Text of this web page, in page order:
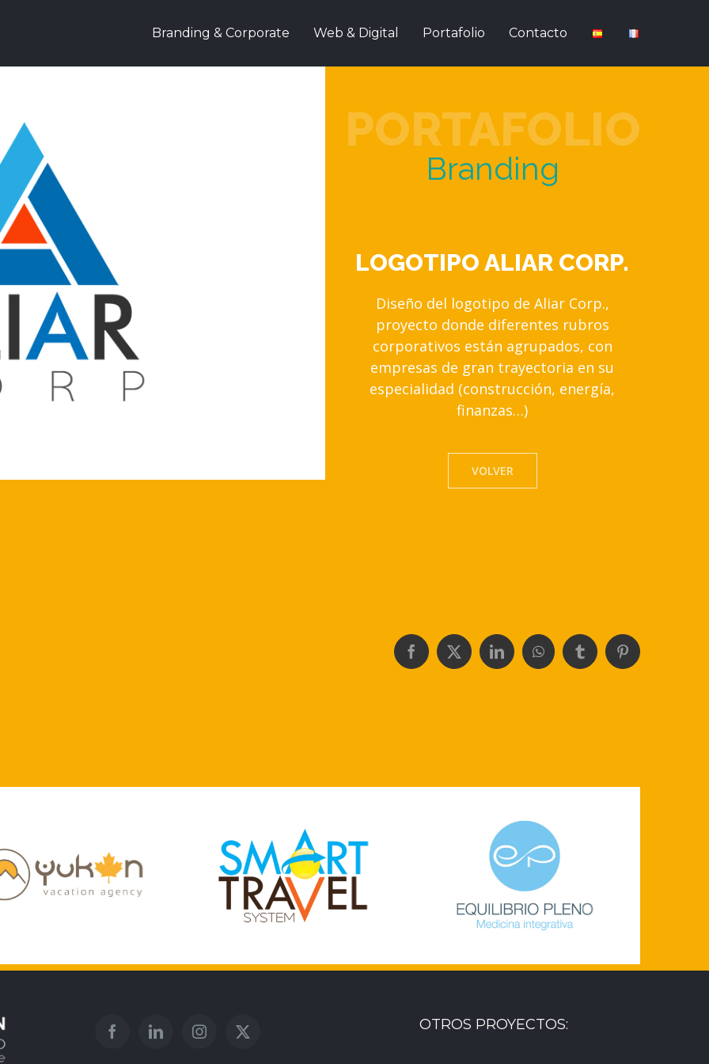
Branding & Corporate Web & Digital Portafolio Contacto
PORTAFOLIO
Branding
LOGOTIPO ALIAR CORP.
Diseño del logotipo de Aliar Corp.,
proyecto donde diferentes rubros
corporativos están agrupados, con
empresas de gran trayectoria en su
especialidad (construcción, energía,
finanzas…)
VOLVER
Facebook
X LinkedInWhatsAppTumblrPinterest
Smart Travel
Logotipo Equilibrio
Pleno
Logotipo Artelibre
OTROS PROYECTOS: